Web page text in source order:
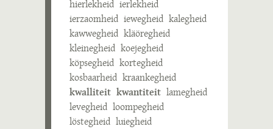
hierlekheid ierlekheid
ierzaomheid iewegheid kalegheid
kawwegheid kläöregheid
kleinegheid koejegheid
köpsegheid kortegheid
kosbaarheid kraankegheid
kwalliteit kwantiteit lamegheid
levegheid loompegheid
löstegheid luiegheid